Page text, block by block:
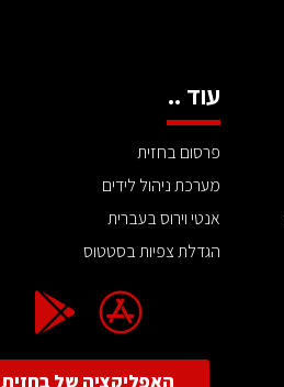
עוד ..
פרסום בחזית
מערכת ניהול לידים
אנטי וירוס בעברית
הגדלת צפיות בסטטוס
האפליקציה של בחזית